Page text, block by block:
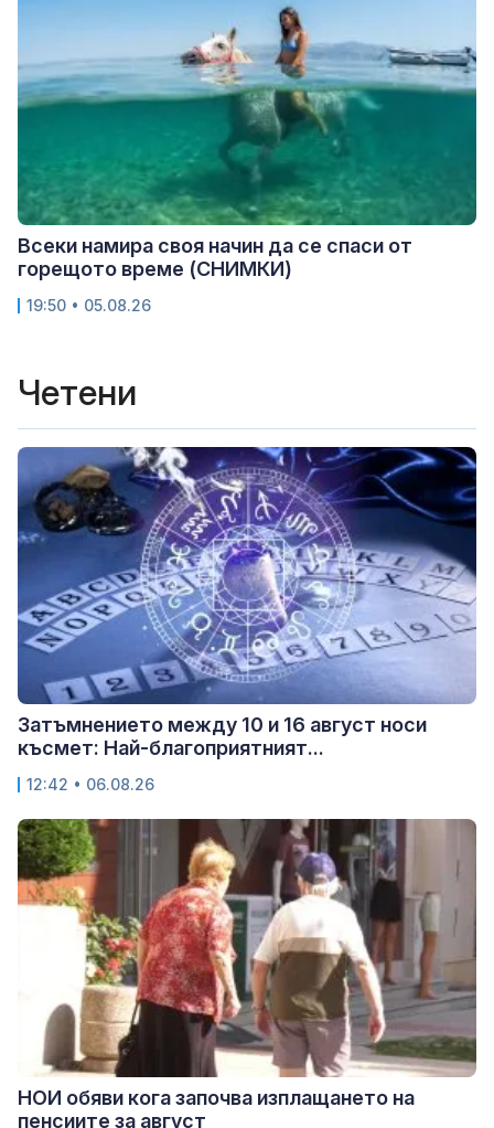
Всеки намира своя начин да се спаси от
горещото време (СНИМКИ)
19:50 • 05.08.26
Четени
Затъмнението между 10 и 16 август носи
късмет: Най-благоприятният...
12:42 • 06.08.26
НОИ обяви кога започва изплащането на
пенсиите за август